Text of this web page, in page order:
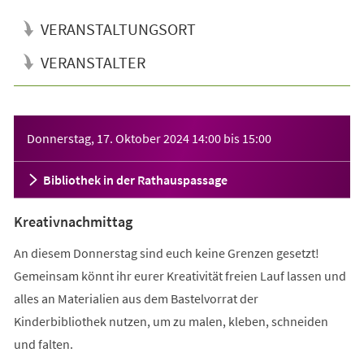
VERANSTALTUNGSORT
VERANSTALTER
Donnerstag, 17. Oktober 2024 14:00 bis 15:00
Bibliothek in der Rathauspassage
Kreativnachmittag
An diesem Donnerstag sind euch keine Grenzen gesetzt!
Gemeinsam könnt ihr eurer Kreativität freien Lauf lassen und
alles an Materialien aus dem Bastelvorrat der
Kinderbibliothek nutzen, um zu malen, kleben, schneiden
und falten.